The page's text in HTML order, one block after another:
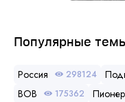
Популярные
Россия 298124
ВОВ 175362